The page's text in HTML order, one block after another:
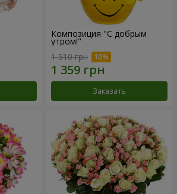
Композиция "С добрым
утром!"
1 510 грн
Заказать